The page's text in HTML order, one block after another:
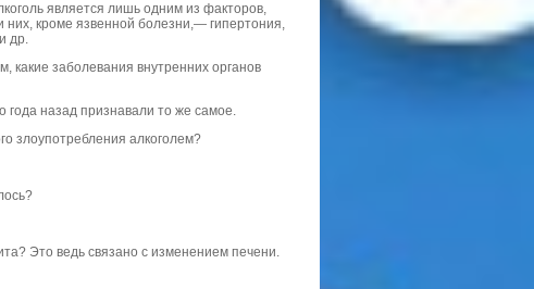
является лишь одним из факторов,
кроме язвенной болезни,— гипертония,
др.
какие заболевания внутренних органов
назад признавали то же самое.
злоупотребления алкоголем?
Это ведь связано с изменением печени.